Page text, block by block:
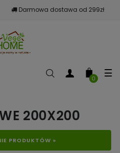
Darmowa dostawa od 299zł
☰
0
200X200
PRODUKTÓW »